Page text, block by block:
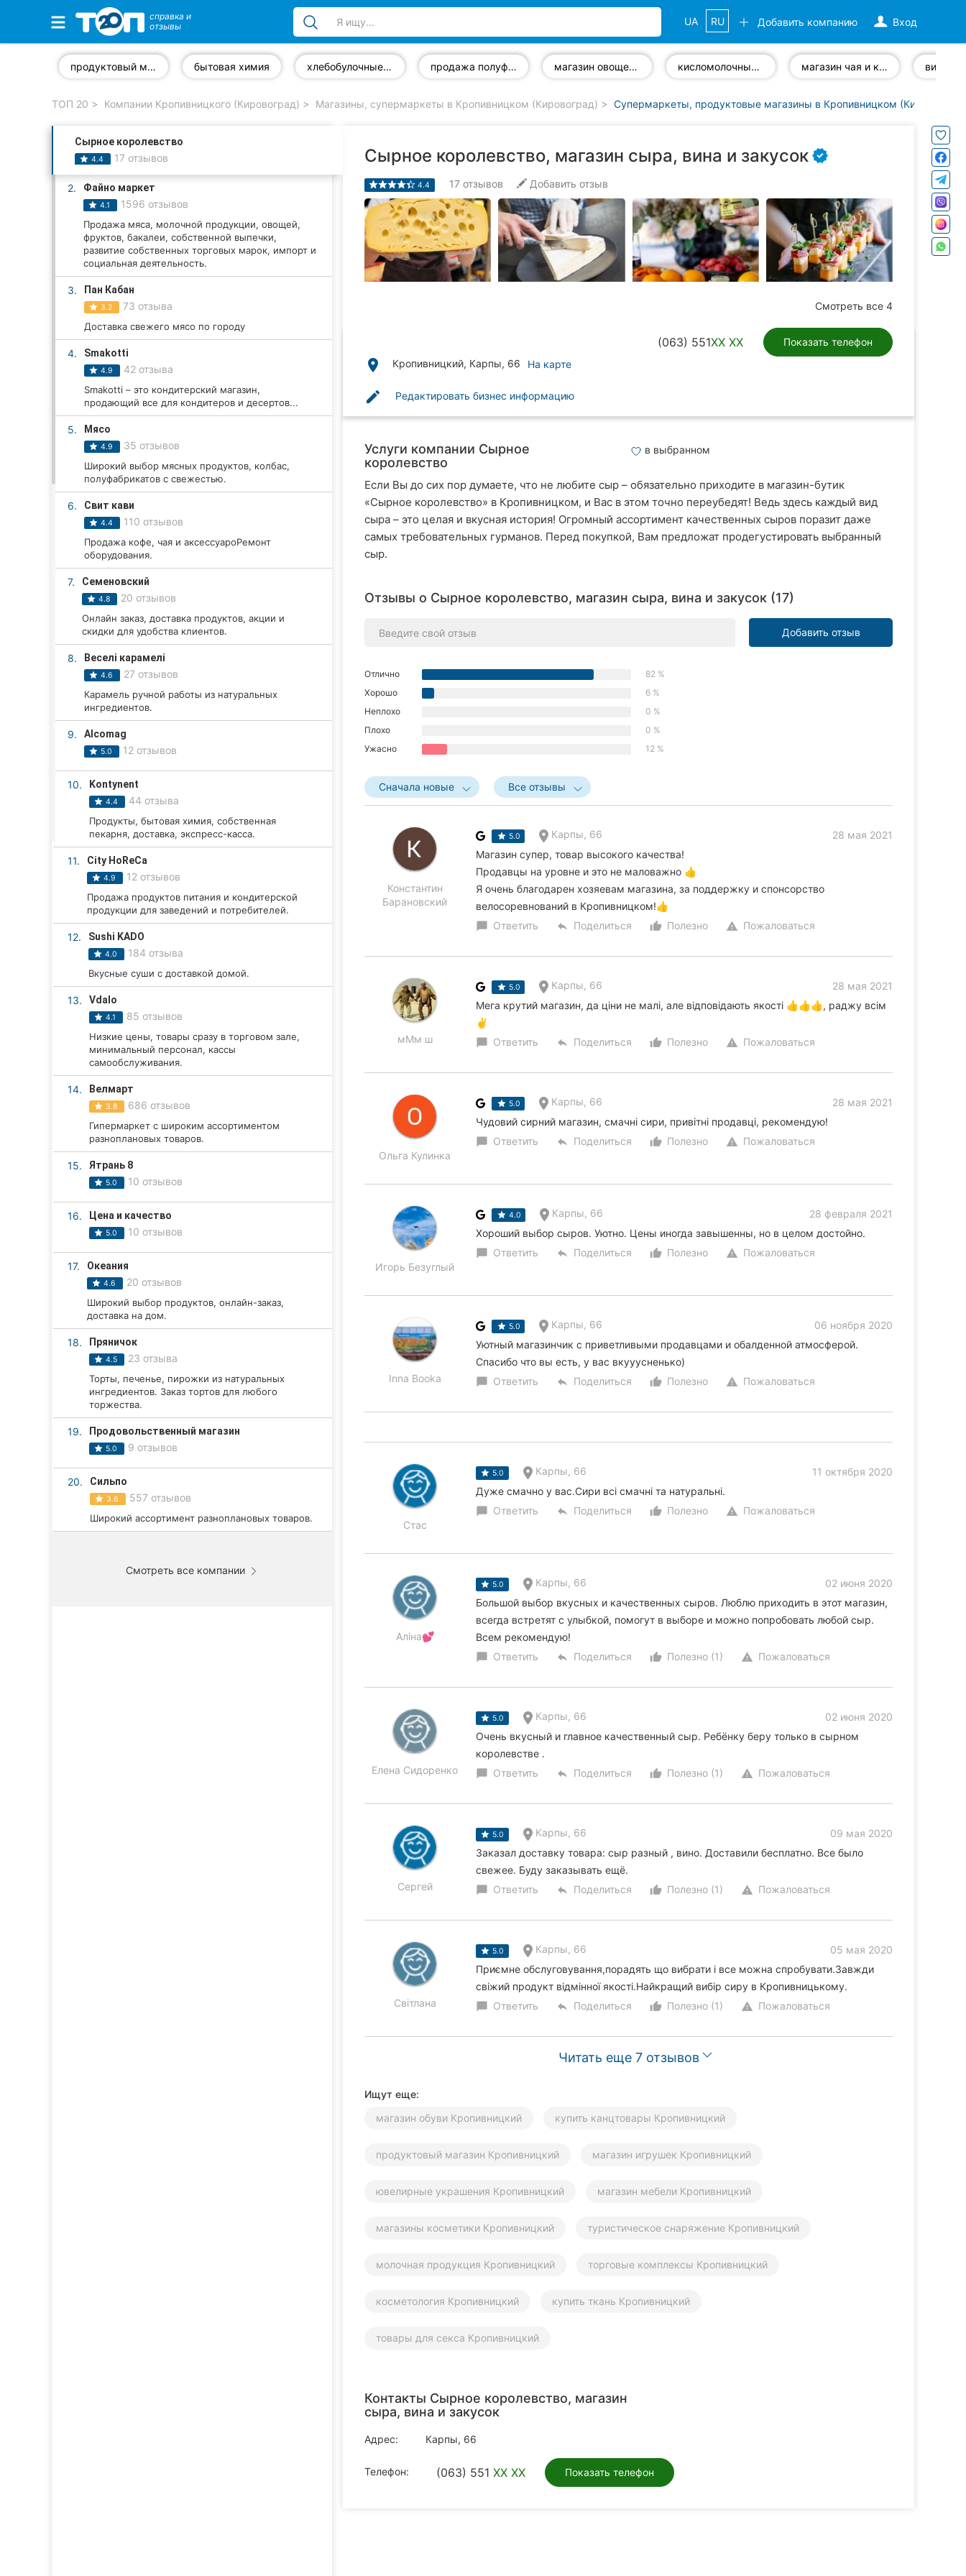
Избранные компании
Стоматологии
Частные клиники
Ветеринарные клиники
Автошколы
Все рубрики
Все города:
Кропивницкий
Винница
Тернополь
Хмельницкий
Харьков
Запорожье
Кривой Рог
Полтава
Черкассы
Сумы
Ивано-Франковск
Ужгород
справка и
отзывы
Вход
Добавить компанию
UA RU
продуктовый магазин бытовая химия хлебобулочные изделия продажа полуфабрикатов магазин овощей и фруктов кисломолочные продукты магазин чая и кофе винный
ТОП 20 Компании Кропивницкого (Кировоград) Магазины, супермаркеты в Кропивницком (Кировоград) Супермаркеты, продуктовые магазины в Кропивницком (Кировоград)
Сырное королевство
4.4 17 отзывов
2. Файно маркет
4.1 1596 отзывов
Продажа мяса, молочной продукции, овощей,
фруктов, бакалеи, собственной выпечки,
развитие собственных торговых марок, импорт и
социальная деятельность.
3. Пан Кабан
3.2 73 отзыва
Доставка свежего мясо по городу
4. Smakotti
4.9 42 отзыва
Smakotti – это кондитерский магазин,
продающий все для кондитеров и десертов...
5. Мясо
4.9 35 отзывов
Широкий выбор мясных продуктов, колбас,
полуфабрикатов с свежестью.
6. Свит кави
4.4 110 отзывов
Продажа кофе, чая и аксессуароРемонт
оборудования.
7. Семеновский
4.8 20 отзывов
Онлайн заказ, доставка продуктов, акции и
скидки для удобства клиентов.
8. Веселі карамелі
4.6 27 отзывов
Карамель ручной работы из натуральных
ингредиентов.
9. Alcomag
5.0 12 отзывов
10. Kontynent
4.4 44 отзыва
Продукты, бытовая химия, собственная
пекарня, доставка, экспресс-касса.
11. City HoReCa
4.9 12 отзывов
Продажа продуктов питания и кондитерской
продукции для заведений и потребителей.
12. Sushi KADO
4.0 184 отзыва
Вкусные суши с доставкой домой.
13. Vdalo
4.1 85 отзывов
Низкие цены, товары сразу в торговом зале,
минимальный персонал, кассы
самообслуживания.
14. Велмарт
3.8 686 отзывов
Гипермаркет с широким ассортиментом
разноплановых товаров.
15. Ятрань 8
5.0 10 отзывов
16. Цена и качество
5.0 10 отзывов
17. Океания
4.6 20 отзывов
Широкий выбор продуктов, онлайн-заказ,
доставка на дом.
18. Пряничок
4.5 23 отзыва
Торты, печенье, пирожки из натуральных
ингредиентов. Заказ тортов для любого
торжества.
19. Продовольственный магазин
5.0 9 отзывов
20. Сильпо
3.6 557 отзывов
Широкий ассортимент разноплановых товаров.
Смотреть все компании
Сырное королевство, магазин сыра, вина и закусок
4.4 17 отзывов Добавить отзыв
Смотреть все 4
(063) 551XX XX Показать телефон
place Кропивницкий, Карпы, 66 На карте
edit Редактировать бизнес информацию
Услуги компании Сырное
королевство
в выбранном
Если Вы до сих пор думаете, что не любите сыр – обязательно приходите в магазин-бутик
«Сырное королевство» в Кропивницком, и Вас в этом точно переубедят! Ведь здесь каждый вид
сыра – это целая и вкусная история! Огромный ассортимент качественных сыров поразит даже
самых требовательных гурманов. Перед покупкой, Вам предложат продегустировать выбранный
сыр.
Отзывы о Сырное королевство, магазин сыра, вина и закусок (17)
Добавить отзыв
Отлично
82 %
Хорошо
6 %
Неплохо
0 %
Плохо
0 %
Ужасно
12 %
Сначала новые Все отзывы
Константин
Барановский
5.0 Карпы, 66
28 мая 2021
Магазин супер, товар высокого качества!
Продавцы на уровне и это не маловажно 👍
Я очень благодарен хозяевам магазина, за поддержку и спонсорство
велосоревнований в Кропивницком!👍
chat_bubble Ответить reply Поделиться thumb_up_alt
Полезно warning Пожаловаться
мМм ш
5.0 Карпы, 66
28 мая 2021
Мега крутий магазин, да ціни не малі, але відповідають якості 👍👍👍, раджу всім
✌️
chat_bubble Ответить reply Поделиться thumb_up_alt
Полезно warning Пожаловаться
Ольга Кулинка
5.0 Карпы, 66
28 мая 2021
Чудовий сирний магазин, смачні сири, привітні продавці, рекомендую!
chat_bubble Ответить reply Поделиться thumb_up_alt
Полезно warning Пожаловаться
Игорь Безуглый
4.0 Карпы, 66
28 февраля 2021
Хороший выбор сыров. Уютно. Цены иногда завышенны, но в целом достойно.
chat_bubble Ответить reply Поделиться thumb_up_alt
Полезно warning Пожаловаться
Inna Booka
5.0 Карпы, 66
06 ноября 2020
Уютный магазинчик с приветливыми продавцами и обалденной атмосферой.
Спасибо что вы есть, у вас вкууусненько)
chat_bubble Ответить reply Поделиться thumb_up_alt
Полезно warning Пожаловаться
Стас
5.0 Карпы, 66
11 октября 2020
Дуже смачно у вас.Сири всі смачні та натуральні.
chat_bubble Ответить reply Поделиться thumb_up_alt
Полезно warning Пожаловаться
Аліна💕
5.0 Карпы, 66
02 июня 2020
Большой выбор вкусных и качественных сыров. Люблю приходить в этот магазин,
всегда встретят с улыбкой, помогут в выборе и можно попробовать любой сыр.
Всем рекомендую!
chat_bubble Ответить reply Поделиться thumb_up_alt
Полезно (1) warning Пожаловаться
Елена Сидоренко
5.0 Карпы, 66
02 июня 2020
Очень вкусный и главное качественный сыр. Ребёнку беру только в сырном
королевстве .
chat_bubble Ответить reply Поделиться thumb_up_alt
Полезно (1) warning Пожаловаться
Сергей
5.0 Карпы, 66
09 мая 2020
Заказал доставку товара: сыр разный , вино. Доставили бесплатно. Все было
свежее. Буду заказывать ещё.
chat_bubble Ответить reply Поделиться thumb_up_alt
Полезно (1) warning Пожаловаться
Світлана
5.0 Карпы, 66
05 мая 2020
Приємне обслуговування,порадять що вибрати і все можна спробувати.Завжди
свіжий продукт відмінної якості.Найкращий вибір сиру в Кропивницькому.
chat_bubble Ответить reply Поделиться thumb_up_alt
Полезно (1) warning Пожаловаться
Читать еще 7 отзывов
Ищут еще:
магазин обуви Кропивницкий
купить канцтовары Кропивницкий
продуктовый магазин Кропивницкий магазин игрушек Кропивницкий
ювелирные украшения Кропивницкий магазин мебели Кропивницкий
магазины косметики Кропивницкий туристическое снаряжение Кропивницкий
молочная продукция Кропивницкий торговые комплексы Кропивницкий
косметология Кропивницкий купить ткань Кропивницкий
товары для секса Кропивницкий
Контакты Сырное королевство, магазин
сыра, вина и закусок
Адрес: Карпы, 66
Телефон: (063) 551 XX XX Показать телефон